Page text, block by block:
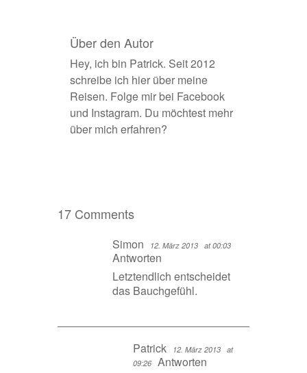
Über den Autor
Hey, ich bin Patrick. Seit 2012
schreibe ich hier über meine
Reisen. Folge mir bei Facebook
und Instagram. Du möchtest mehr
über mich erfahren?
17 Comments
Simon 12. März 2013 at 00:03
Antworten
Letztendlich entscheidet
das Bauchgefühl.
Patrick 12. März 2013 at
09:26 Antworten